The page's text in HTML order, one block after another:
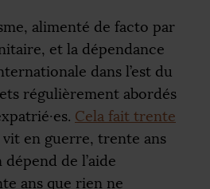
alimenté de facto par
et la dépendance
dans l’est du
régulièrement abordés
·es. Cela fait trente
en guerre, trente ans
de l’aide
ans que rien ne